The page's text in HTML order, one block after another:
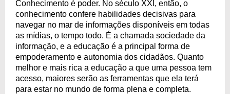
Conhecimento é poder. No século XXI, então, o
conhecimento confere habilidades decisivas para
navegar no mar de informações disponíveis em todas
as mídias, o tempo todo. É a chamada sociedade da
informação, e a educação é a principal forma de
empoderamento e autonomia dos cidadãos. Quanto
melhor e mais rica a educação a que uma pessoa tem
acesso, maiores serão as ferramentas que ela terá
para estar no mundo de forma plena e completa.